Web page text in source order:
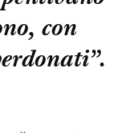
con